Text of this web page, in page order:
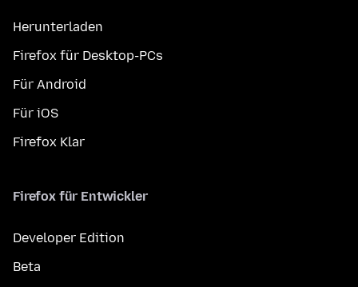
Herunterladen
Firefox für Desktop-PCs
Für Android
Für iOS
Firefox Klar
Firefox für Entwickler
Developer Edition
Beta